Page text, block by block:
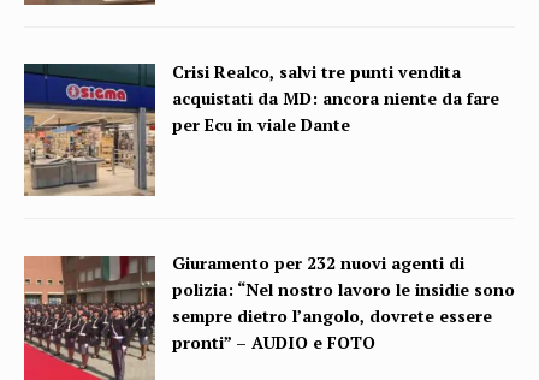
Crisi Realco, salvi tre punti vendita
acquistati da MD: ancora niente da fare
per Ecu in viale Dante
Giuramento per 232 nuovi agenti di
polizia: “Nel nostro lavoro le insidie sono
sempre dietro l’angolo, dovrete essere
pronti” – AUDIO e FOTO